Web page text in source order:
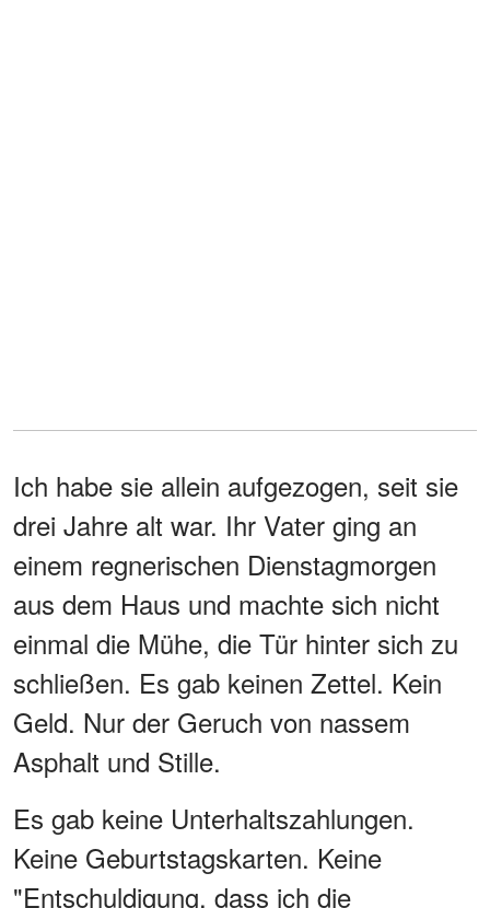
Ich habe sie allein aufgezogen, seit sie
drei Jahre alt war. Ihr Vater ging an
einem regnerischen Dienstagmorgen
aus dem Haus und machte sich nicht
einmal die Mühe, die Tür hinter sich zu
schließen. Es gab keinen Zettel. Kein
Geld. Nur der Geruch von nassem
Asphalt und Stille.
Es gab keine Unterhaltszahlungen.
Keine Geburtstagskarten. Keine
"Entschuldigung, dass ich die